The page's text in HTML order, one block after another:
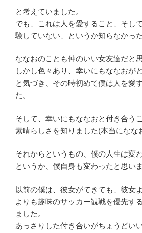
と考えていました。
でも、これは人を愛すること、 そし
験していない、
というか知らなかっ
ななおのことも仲のいい女友達だと
しかし色々あり、幸いにもななおが
と気づき、 その時初めて僕は人を愛
た。
そして、幸いにもななおと付き合う
素晴らしさを知りました(本当になな
それからというもの、僕の人生は変
というか、僕自身も変わったと思いま
以前の僕は、彼女がてきても、彼女
よりも趣味のサッカー観戦を優先す
ました 。
あっさりした付き合いがちょうどいい